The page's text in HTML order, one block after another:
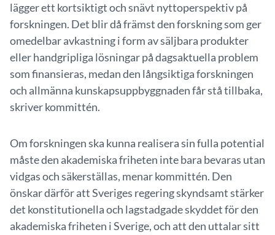
lägger ett kortsiktigt och snävt nyttoperspektiv på
forskningen. Det blir då främst den forskning som ger
omedelbar avkastning i form av säljbara produkter
eller handgripliga lösningar på dagsaktuella problem
som finansieras, medan den långsiktiga forskningen
och allmänna kunskapsuppbyggnaden får stå tillbaka,
skriver kommittén.
Om forskningen ska kunna realisera sin fulla potential
måste den akademiska friheten inte bara bevaras utan
vidgas och säkerställas, menar kommittén. Den
önskar därför att Sveriges regering skyndsamt stärker
det konstitutionella och lagstadgade skyddet för den
akademiska friheten i Sverige, och att den uttalar sitt